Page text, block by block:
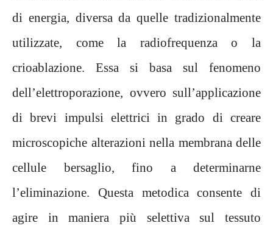
di energia, diversa da quelle tradizionalmente
utilizzate, come la radiofrequenza o la
crioablazione. Essa si basa sul fenomeno
dell’elettroporazione, ovvero sull’applicazione
di brevi impulsi elettrici in grado di creare
microscopiche alterazioni nella membrana delle
cellule bersaglio, fino a determinarne
l’eliminazione. Questa metodica consente di
agire in maniera più selettiva sul tessuto